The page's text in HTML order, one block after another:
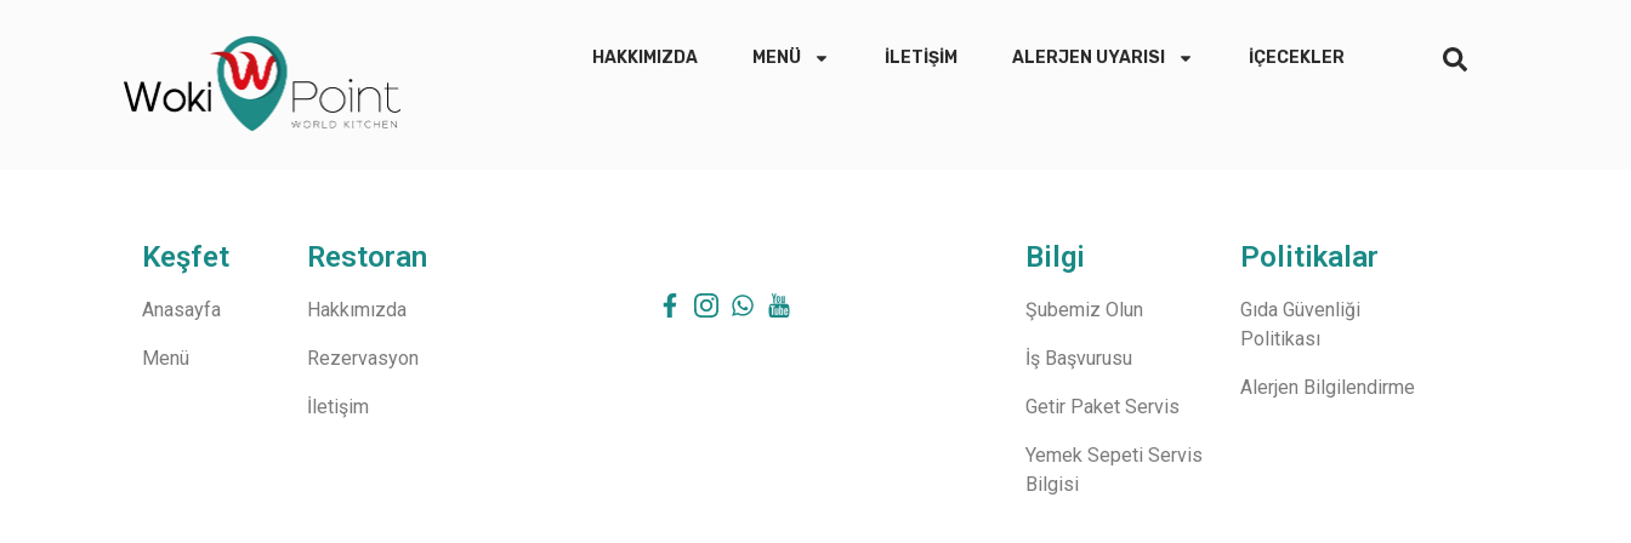
HAKKIMIZDA MENÜ İLETIŞIM ALERJEN UYARISI İÇECEKLER
Keşfet
Anasayfa
Menü
Restoran
Hakkımızda
Rezervasyon
İletişim
Bilgi
Şubemiz Olun
İş Başvurusu
Getir Paket Servis
Yemek Sepeti Servis
Bilgisi
Politikalar
Gıda Güvenliği
Politikası
Alerjen Bilgilendirme